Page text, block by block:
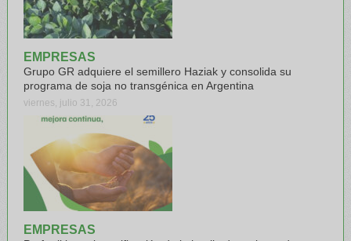
EMPRESAS
Grupo GR adquiere el semillero Haziak y consolida su
programa de soja no transgénica en Argentina
viernes, julio 31, 2026
EMPRESAS